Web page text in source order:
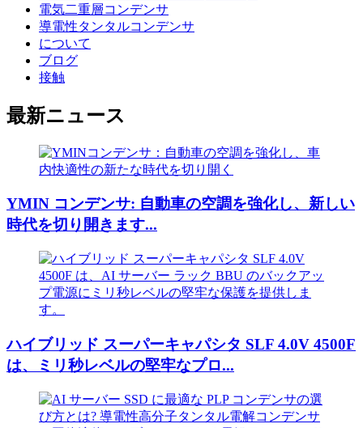
電気二重層コンデンサ
導電性タンタルコンデンサ
について
ブログ
接触
最新ニュース
YMIN コンデンサ: 自動車の空調を強化し、新しい
時代を切り開きます...
ハイブリッド スーパーキャパシタ SLF 4.0V 4500F
は、ミリ秒レベルの堅牢なプロ...